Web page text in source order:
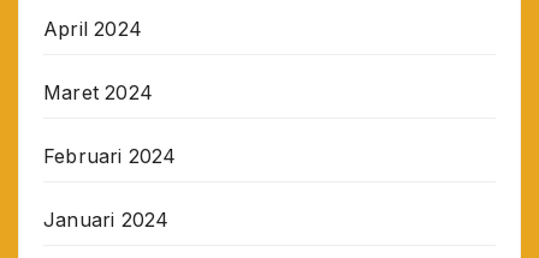
April 2024
Maret 2024
Februari 2024
Januari 2024